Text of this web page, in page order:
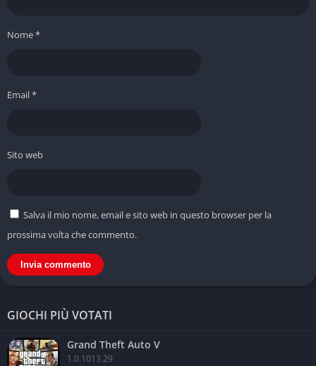
Nome*
Email*
Sito web
Salva il mio nome, email e sito web in questo browser per la
prossima volta che commento.
GIOCHI PIÙ VOTATI
Grand Theft Auto V
1.0.1013.29